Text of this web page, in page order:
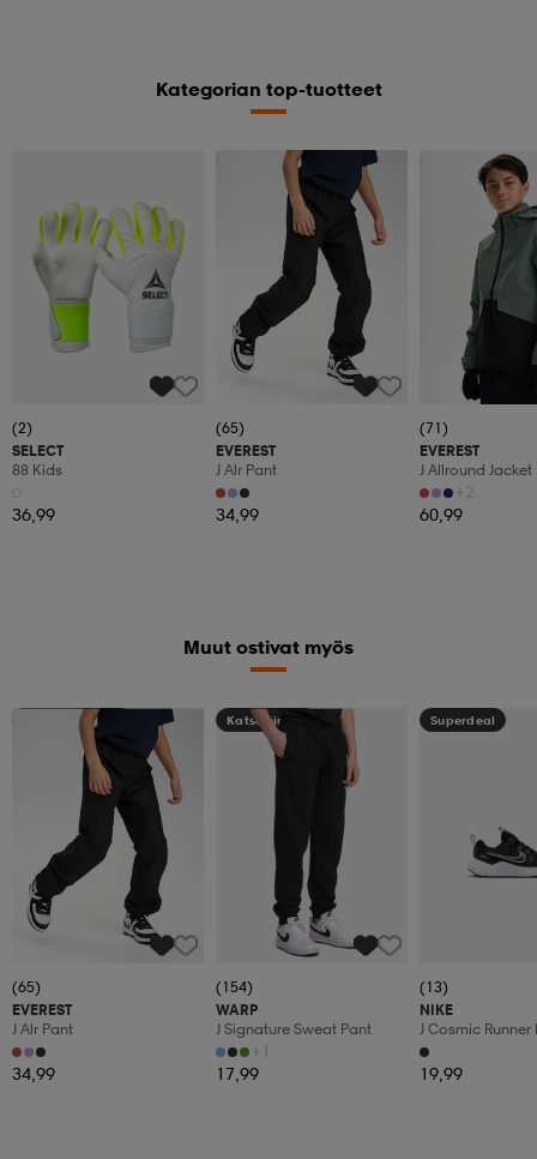
Kategorian top-tuotteet
(2)
SELECT
88 Kids
36,99
Kampanja -25%
(65)
EVEREST
J Alr Pant
34,99
Kampanja -25%
(71)
EVEREST
J Allround Jacket
+2
60,99
Muut ostivat myös
Kampanja -25%
(65)
EVEREST
J Alr Pant
34,99
Katso hintaa
(154)
WARP
J Signature Sweat Pant
+1
17,99
Superdeal
(13)
NIKE
J Cosmic Runner
19,99